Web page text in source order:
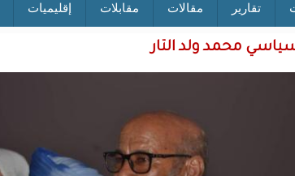
تقارير مقالات مقابلات إقليميات
محمد ولد التار